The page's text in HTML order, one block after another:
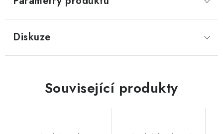
Diskuze
Související produkty